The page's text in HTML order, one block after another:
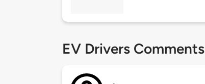
EV Drivers Comments